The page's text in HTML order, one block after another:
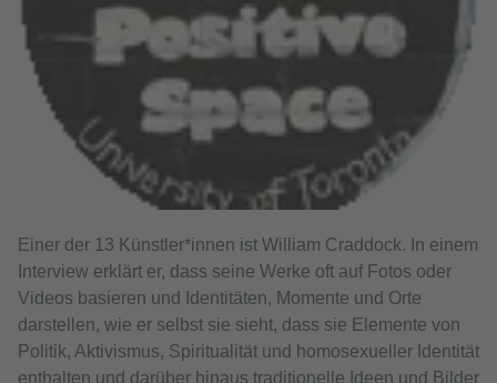
Einer der 13 Künstler*innen ist William Craddock. In einem
Interview erklärt er, dass seine Werke oft auf Fotos oder
Videos basieren und Identitäten, Momente und Orte
darstellen, wie er selbst sie sieht, dass sie Elemente von
Politik, Aktivismus, Spiritualität und homosexueller Identität
enthalten und darüber hinaus traditionelle Ideen und Bilder